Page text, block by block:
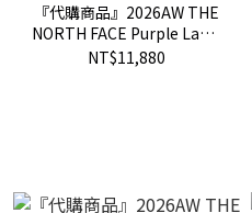
『代購商品』2026AW THE
NORTH FACE Purple Label
紫標 65/35 Mountain Parka
NT$11,880